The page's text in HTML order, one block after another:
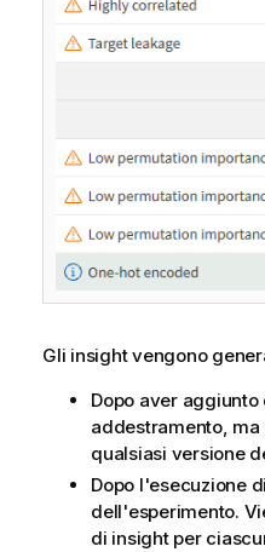
Gli insight vengono
Dopo aver
addestramento,
qualsiasi versione
Dopo l'esecuzione
dell'esperimento.
di insight per